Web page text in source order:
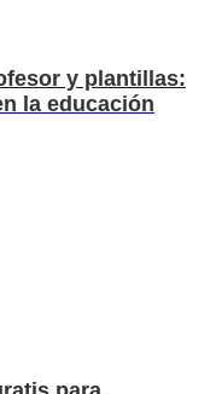
y plantillas:
la educación